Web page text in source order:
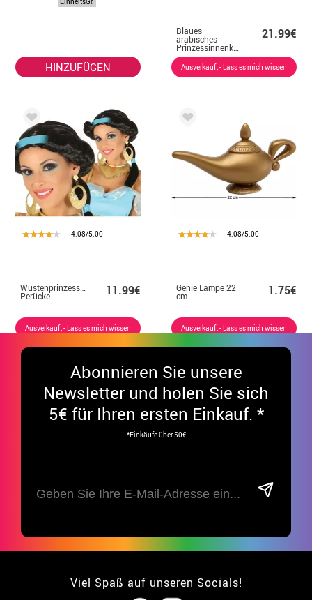
HINZUFÜGEN
Blaues
arabisches
Prinzessinnenkostüm
für Damen
21.99€
Ausverkauft - Lass es mich wissen
4.08/5.00
Wüstenprinzessin
Perücke 11.99€
Ausverkauft - Lass es mich wissen
4.08/5.00
Genie Lampe 22
cm 1.75€
Ausverkauft - Lass es mich wissen
Abonnieren Sie unsere
Newsletter und holen Sie sich
5€ für Ihren ersten Einkauf. *
*Einkäufe über 50€
Viel Spaß auf unseren Socials!